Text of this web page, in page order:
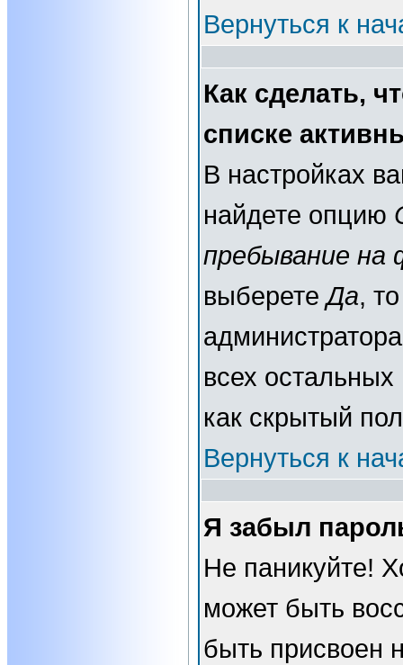
Вернуться к
Как сделать,
списке
В настройках
найдете опцию
пребывание на
выберетеДа,
всех
как скрытый
Вернуться к
Я забыл
Не паникуйте!
может быть
быть присвоен